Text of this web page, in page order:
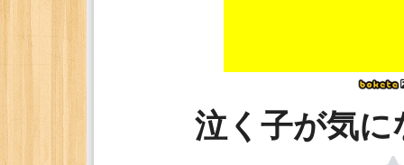
泣く子が気